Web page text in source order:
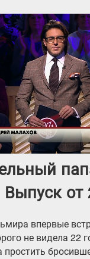
Выпуск от
впервые
не видела 22